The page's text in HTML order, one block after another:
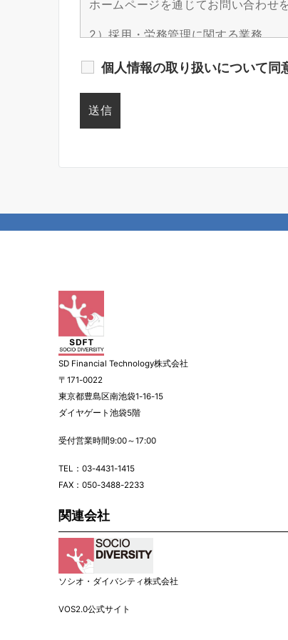
個人情報の取り扱いについて同
SD Financial Technology株式会社
〒171-0022
東京都豊島区南池袋1-16-15
ダイヤゲート池袋5階
受付営業時間9:00～17:00
TEL： 03-4431-1415
FAX：050-3488-2233
関連会社
ソシオ・ダイバシティ株式会社
VOS2.0公式サイト